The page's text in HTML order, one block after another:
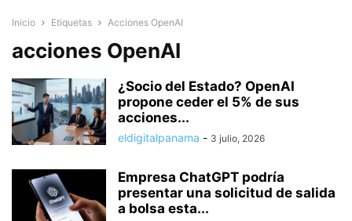
Inicio Etiquetas Acciones OpenAI
acciones OpenAI
¿Socio del Estado? OpenAI
propone ceder el 5% de sus
acciones...
eldigitalpanama - 3 julio, 2026
Empresa ChatGPT podría
presentar una solicitud de salida
a bolsa esta...